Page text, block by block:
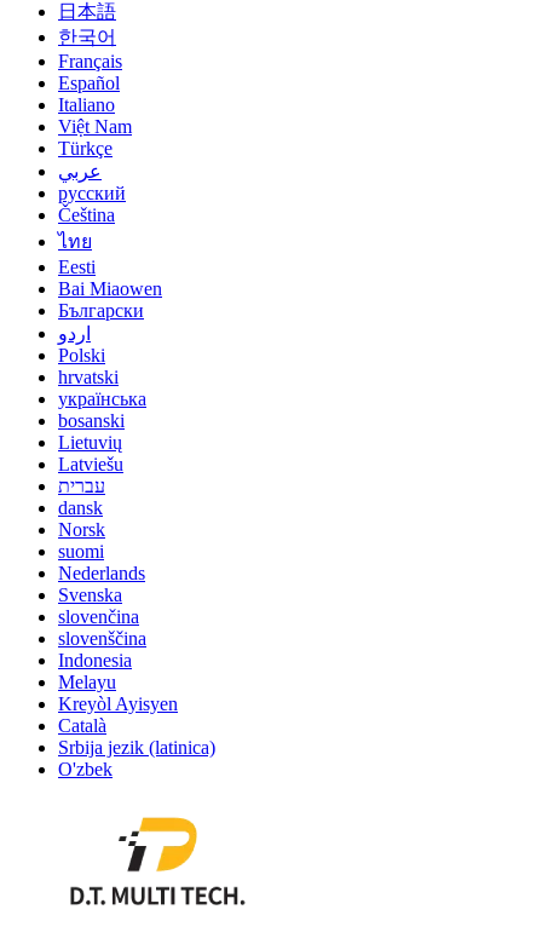
日本語
한국어
Français
Español
Italiano
Việt Nam
Türkçe
عربي
русский
Čeština
ไทย
Eesti
Bai Miaowen
Български
اردو
Polski
hrvatski
українська
bosanski
Lietuvių
Latviešu
עברית
dansk
Norsk
suomi
Nederlands
Svenska
slovenčina
slovenščina
Indonesia
Melayu
Kreyòl Ayisyen
Català
Srbija jezik (latinica)
O'zbek